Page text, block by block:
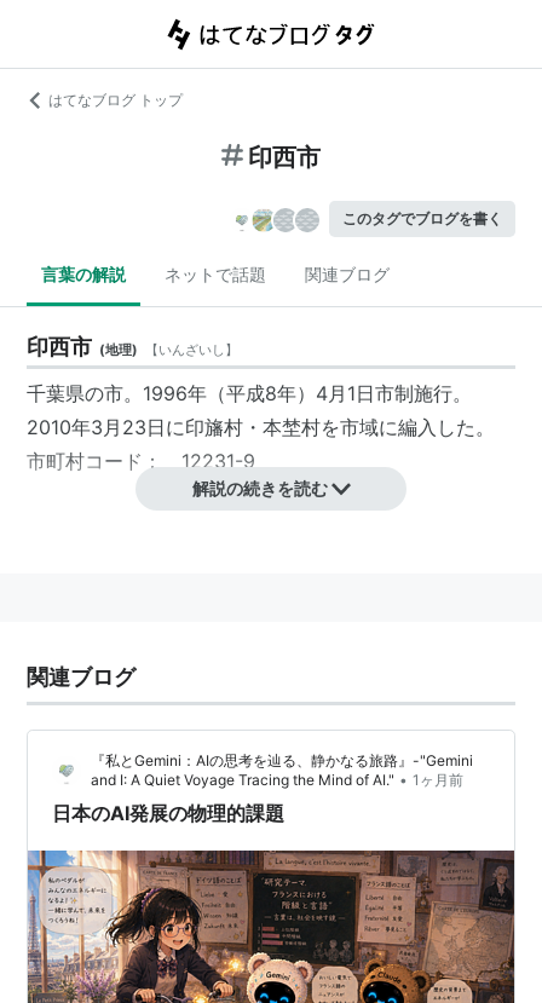
はてなブログ トップ
印西市
このタグでブログを書く
言葉の解説 ネットで話題 関連ブログ
印西市 (地理) 【いんざいし 】
千葉県の市。1996年（平成8年）4月1日市制施行。
2010年3月23日に印旛村・本埜村を市域に編入した。
市町村コード： 12231-9
解説の続きを読む
関連ブログ
『私とGemini：AIの思考を辿る、静かなる旅路』-"Gemini
and I: A Quiet Voyage Tracing the Mind of AI." • 1ヶ月前
日本のAI発展の物理的課題